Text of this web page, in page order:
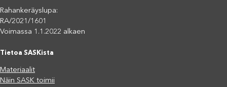
Rahankeräyslupa:
RA/2021/1601
Voimassa 1.1.2022 alkaen
Tietoa SASKista
Materiaalit
Näin SASK toimii